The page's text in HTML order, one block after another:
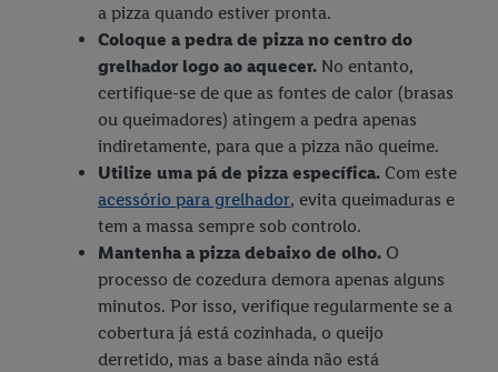
a pizza quando estiver pronta.
Coloque a pedra de pizza no centro do
grelhador logo ao aquecer. No entanto,
certifique-se de que as fontes de calor (brasas
ou queimadores) atingem a pedra apenas
indiretamente, para que a pizza não queime.
Utilize uma pá de pizza específica. Com este
acessório para grelhador, evita queimaduras e
tem a massa sempre sob controlo.
Mantenha a pizza debaixo de olho. O
processo de cozedura demora apenas alguns
minutos. Por isso, verifique regularmente se a
cobertura já está cozinhada, o queijo
derretido, mas a base ainda não está